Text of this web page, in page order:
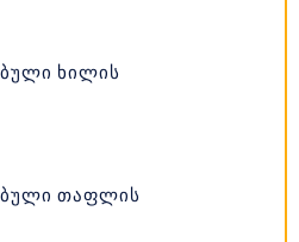
ᲮᲘᲚᲘᲡ
ᲗᲐᲤᲚᲘᲡ